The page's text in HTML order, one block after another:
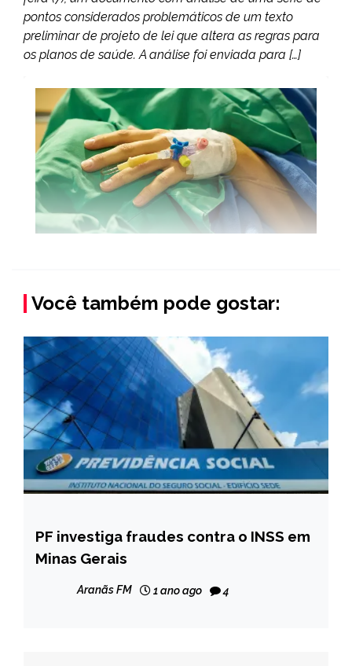
pontos considerados problemáticos de um texto
preliminar de projeto de lei que altera as regras para
os planos de saúde. A análise foi enviada para […]
Você também pode gostar:
MINAS
GERAIS
NOTÍCIAS
PF investiga fraudes contra o INSS em
Minas Gerais
Aranãs FM 1 ano ago 4